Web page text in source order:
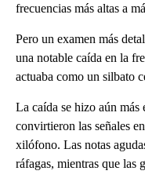
frecuencias más altas a
Pero un examen más
una notable caída en la
actuaba como un silbato
La caída se hizo aún más
convirtieron las señales
xilófono. Las notas
ráfagas, mientras que las